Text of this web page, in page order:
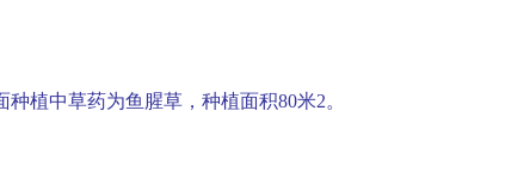
种植中草药为鱼腥草，种植面积80米2。